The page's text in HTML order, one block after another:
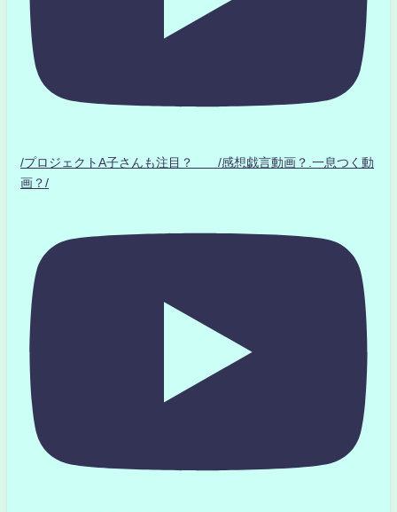
/プロジェクトA子さんも注目？ /感想戯言動画？.一息つく動
画？/